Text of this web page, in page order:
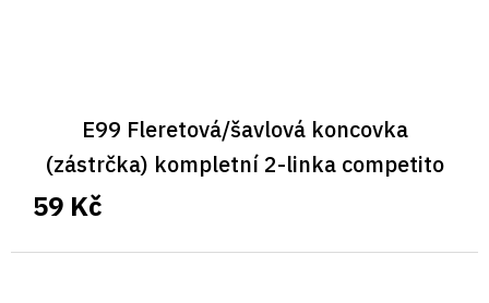
E99 Fleretová/šavlová koncovka
(zástrčka) kompletní 2-linka competito
59 Kč